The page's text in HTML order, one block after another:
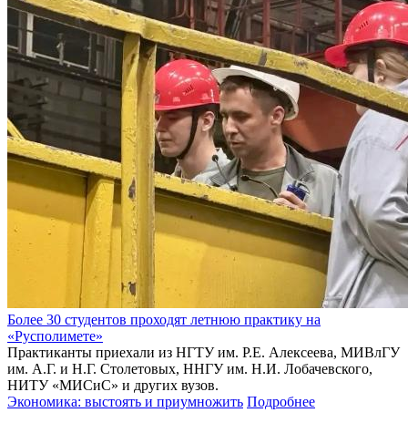
Более 30 студентов проходят летнюю практику на
«Русполимете»
Практиканты приехали из НГТУ им. Р.Е. Алексеева, МИВлГУ
им. А.Г. и Н.Г. Столетовых, ННГУ им. Н.И. Лобачевского,
НИТУ «МИСиС» и других вузов.
Экономика: выстоять и приумножить Подробнее